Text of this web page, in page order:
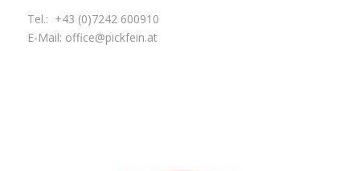
Tel.: +43 (0)7242 600910
E-Mail: office@pickfein.at